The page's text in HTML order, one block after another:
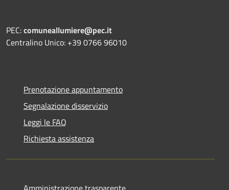
PEC:comuneallumiere@pec.it
Centralino Unico: +39 0766 96010
Prenotazione appuntamento
Segnalazione disservizio
Leggi le FAQ
Richiesta assistenza